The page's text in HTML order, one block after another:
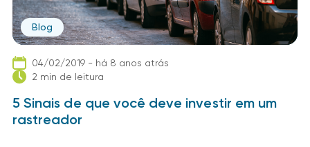
Blog
04/02/2019 - há 8 anos atrás
2 min de leitura
5 Sinais de que você deve investir em um
rastreador